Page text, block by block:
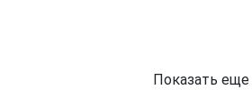
Показать еще